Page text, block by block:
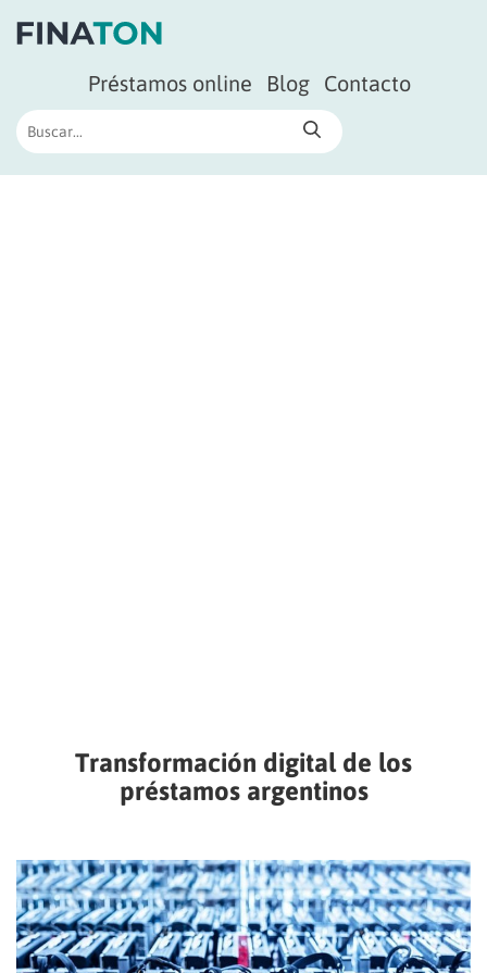
Préstamos online Blog Contacto
Transformación digital de los
préstamos argentinos